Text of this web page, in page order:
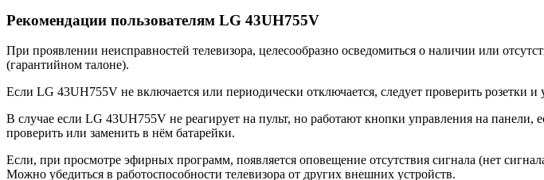
Рекомендации пользователям LG 43UH755V
При проявлении неисправностей телевизора, целесообразно осведомиться о наличии или
(гарантийном талоне).
Если LG 43UH755V не включается или периодически отключается, следует проверить розетки и
В случае если LG 43UH755V не реагирует на пульт, но работают кнопки управления на панели,
проверить или заменить в нём батарейки.
Если, при просмотре эфирных программ, появляется оповещение отсутствия сигнала (нет
Можно убедиться в работоспособности телевизора от других внешних устройств.